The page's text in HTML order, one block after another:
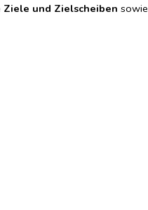
Ziele und Zielscheiben sowie